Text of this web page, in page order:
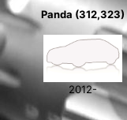
Panda (312,323)
2012-